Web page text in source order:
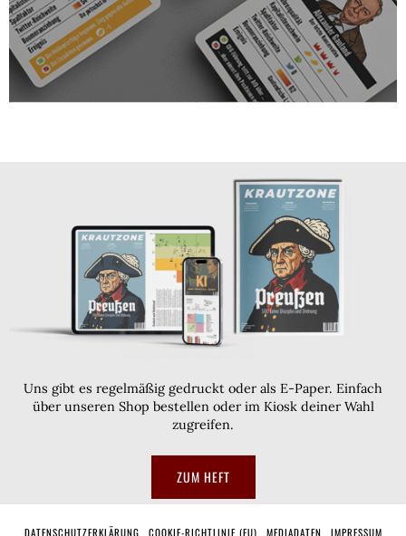
Uns gibt es regelmäßig gedruckt oder als E-Paper. Einfach
über unseren Shop bestellen oder im Kiosk deiner Wahl
zugreifen.
ZUM HEFT
DATENSCHUTZERKLÄRUNG COOKIE-RICHTLINIE (EU) MEDIADATEN IMPRESSUM